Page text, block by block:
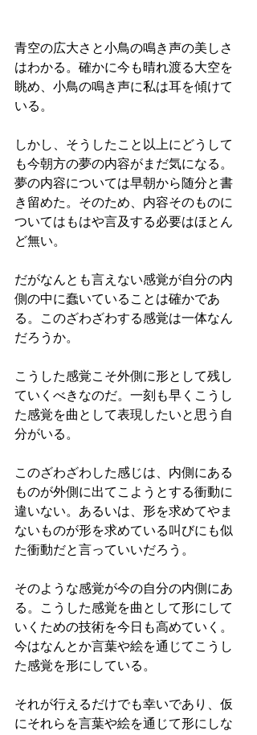
青空の広大さと小鳥の鳴き声の美しさ
はわかる。確かに今も晴れ渡る大空を
眺め、小鳥の鳴き声に私は耳を傾けて
いる。
しかし、そうしたこと以上にどうして
も今朝方の夢の内容がまだ気になる。
夢の内容については早朝から随分と書
き留めた。そのため、内容そのものに
ついてはもはや言及する必要はほとん
ど無い。
だがなんとも言えない感覚が自分の内
側の中に蠢いていることは確かであ
る。このざわざわする感覚は一体なん
だろうか。
こうした感覚こそ外側に形として残し
ていくべきなのだ。一刻も早くこうし
た感覚を曲として表現したいと思う自
分がいる。
このざわざわした感じは、内側にある
ものが外側に出てこようとする衝動に
違いない。あるいは、形を求めてやま
ないものが形を求めている叫びにも似
た衝動だと言っていいだろう。
そのような感覚が今の自分の内側にあ
る。こうした感覚を曲として形にして
いくための技術を今日も高めていく。
今はなんとか言葉や絵を通じてこうし
た感覚を形にしている。
それが行えるだけでも幸いであり、仮
にそれらを言葉や絵を通じて形にしな